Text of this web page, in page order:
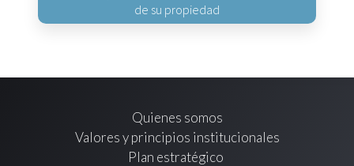
de su propiedad
Quienes somos
Valores y principios institucionales
Plan estratégico